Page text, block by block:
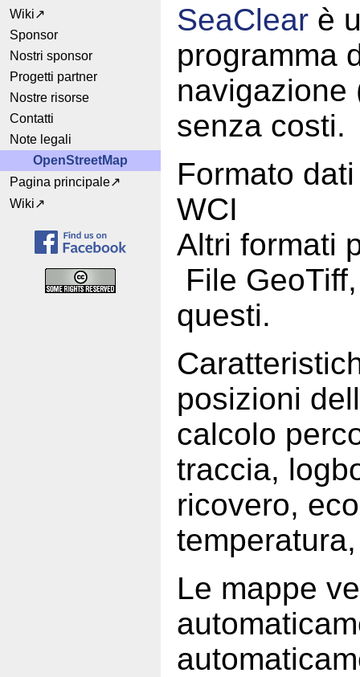
Wiki
Sponsor
Nostri sponsor
Progetti partner
Nostre risorse
Contatti
Note legali
OpenStreetMap
Pagina principale
Wiki
SeaClear è
programma
navigazione
senza costi.
Formato
WCI
Altri formati
File
questi.
posizioni
calcolo
traccia,
ricovero,
Le mappe